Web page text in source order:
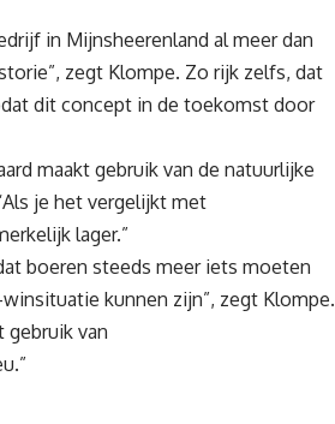
in Mijnsheerenland al meer dan
zegt Klompe. Zo rijk zelfs, dat
dit concept in de toekomst door
maakt gebruik van de natuurlijke
je het vergelijkt met
lager.”
boeren steeds meer iets moeten
kunnen zijn”, zegt Klompe.
gebruik van